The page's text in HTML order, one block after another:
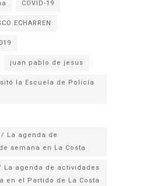
COVID-19
ECHARREN
juan pablo de jesus
la Escuela de Policía
/ La agenda de
semana en La Costa
La agenda de actividades
en el Partido de La Costa